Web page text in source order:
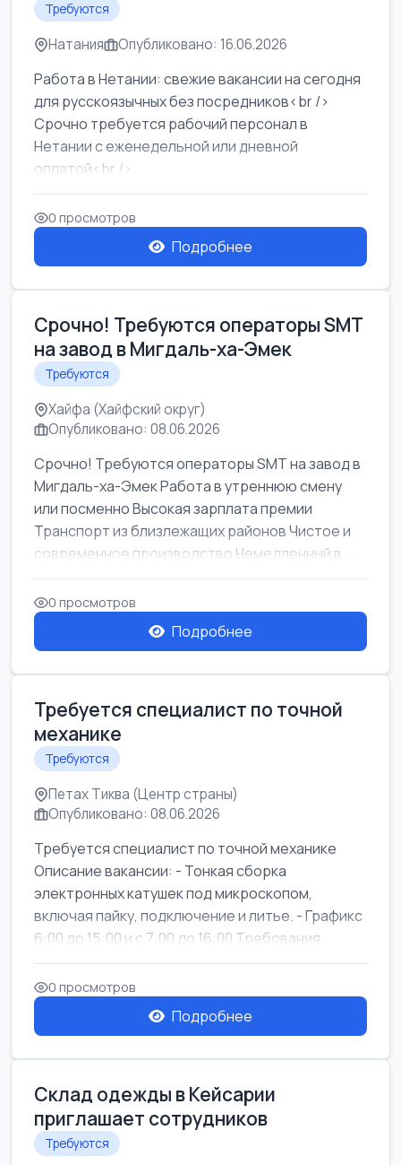
Требуются
Натания Опубликовано: 16.06.2026
Работа в Нетании: свежие вакансии на сегодня
для русскоязычных без посредников<br />
Срочно требуется рабочий персонал в
Нетании с еженедельной или дневной
оплатой<br />
Свежие вакансии в Нетании дл...
0 просмотров
Подробнее
Срочно! Требуются операторы SMT
на завод в Мигдаль-ха-Эмек
Требуются
Хайфа (Хайфский округ)
Опубликовано: 08.06.2026
Срочно! Требуются операторы SMT на завод в
Мигдаль-ха-Эмек Работа в утреннюю смену
или посменно Высокая зарплата премии
Транспорт из близлежащих районов Чистое и
современное производство Немедленный в...
0 просмотров
Подробнее
Требуется специалист по точной
механике
Требуются
Петах Тиква (Центр страны)
Опубликовано: 08.06.2026
Требуется специалист по точной механике
Описание вакансии: - Тонкая сборка
электронных катушек под микроскопом,
включая пайку, подключение и литье. - Графикс
6:00 до 15:00 и с 7:00 до 16:00 Требования...
0 просмотров
Подробнее
Склад одежды в Кейсарии
приглашает сотрудников
Требуются